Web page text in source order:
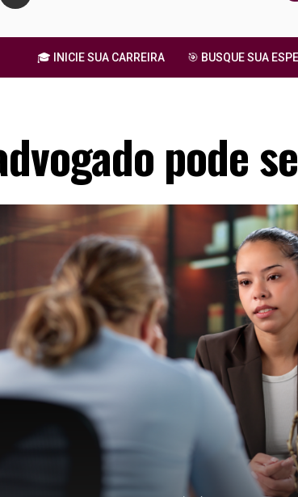
🎓 INICIE SUA CARREIRA 🎯 BUSQUE SUA
pode